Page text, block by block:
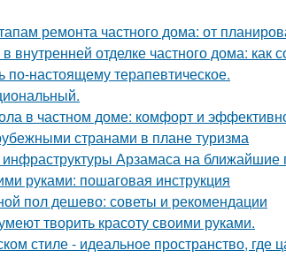
ремонта частного дома: от
отделке частного дома: как
по-настоящему терапевтическое.
в частном доме: комфорт и
странами в плане туризма
Арзамаса на ближайшие
руками: пошаговая инструкция
пол дешево: советы и рекомендации
творить красоту своими руками.
стиле - идеальное пространство, где